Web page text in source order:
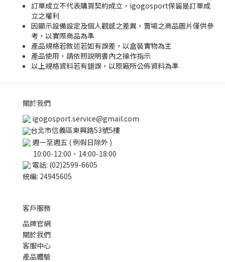
訂單成立不代表購買契約成立，igogosport保留是訂單成
立之權利
因顯示設備設定及個人觀感之差異，賣場之商品圖片僅供參
考，以實際商品為準
產品規格若敘述若如有誤差，以盒裝實物為主
產品使用，請依照說明書內之操作指示
以上規格資料若有錯誤，以原廠所公佈資料為準
關於我們
igogosport.service@gmail.com
台北市信義區東興路53號5樓
週一至週五 ( 例假日除外 )
10:00-12:00、14:00-18:00
電話: (02)2599-6605
統編: 24945605
客戶服務
品牌官網
關於我們
客服中心
產品體驗